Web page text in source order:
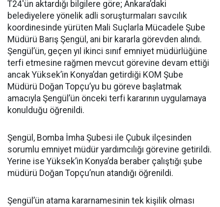
T24'ün aktardığı bilgilere göre; Ankara’daki
belediyelere yönelik adli soruşturmaları savcılık
koordinesinde yürüten Mali Suçlarla Mücadele Şube
Müdürü Barış Şengül, ani bir kararla görevden alındı.
Şengül’ün, geçen yıl ikinci sınıf emniyet müdürlüğüne
terfi etmesine rağmen mevcut görevine devam ettiği
ancak Yüksek’in Konya’dan getirdiği KOM Şube
Müdürü Doğan Topçu’yu bu göreve başlatmak
amacıyla Şengül’ün önceki terfi kararının uygulamaya
konulduğu öğrenildi.
Şengül, Bomba İmha Şubesi ile Çubuk ilçesinden
sorumlu emniyet müdür yardımcılığı görevine getirildi.
Yerine ise Yüksek’in Konya’da beraber çalıştığı şube
müdürü Doğan Topçu’nun atandığı öğrenildi.
Şengül’ün atama kararnamesinin tek kişilik olması